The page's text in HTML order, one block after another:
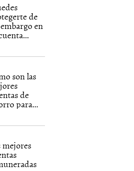
de
en
son las
de
para...
mejores